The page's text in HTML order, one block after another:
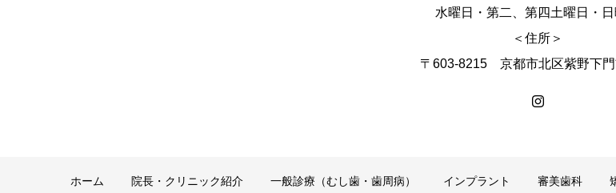
水曜日・第二、第四土曜日・日
＜住所＞
〒603-8215 京都市北区紫野下
ホーム 院長・クリニック紹介 一般診療（むし歯・歯周病） インプラント 審美歯科